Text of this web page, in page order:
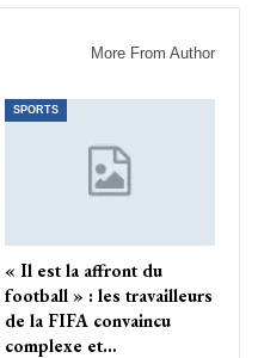
More From Author
SPORTS
« Il est la affront du
football » : les travailleurs
de la FIFA convaincu
complexe et…